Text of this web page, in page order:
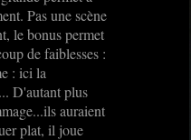
Pas une scène
le bonus permet
de faiblesses :
: ici la
D'autant plus
auraient
plat, il joue